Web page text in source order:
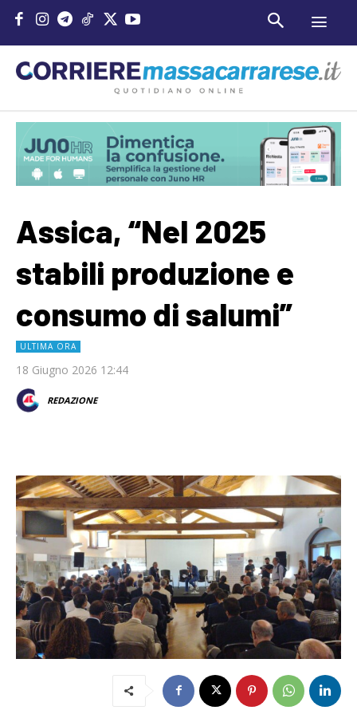
Assica, “Nel 2025
stabili produzione e
consumo di salumi”
ULTIMA ORA
18 Giugno 2026 12:44
REDAZIONE